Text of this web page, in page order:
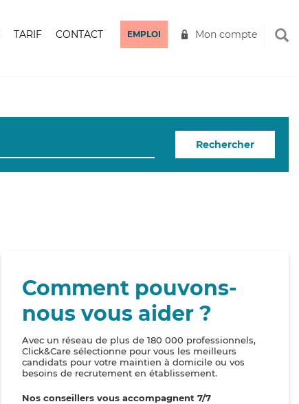
TARIF CONTACT EMPLOI Mon compte
Rechercher
Comment pouvons-
nous vous aider ?
Avec un réseau de plus de 180 000 professionnels,
Click&Care sélectionne pour vous les meilleurs
candidats pour votre maintien à domicile ou vos
besoins de recrutement en établissement.
Nos conseillers vous accompagnent 7/7